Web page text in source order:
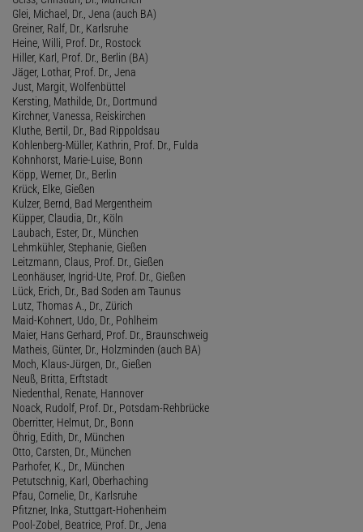
Glei, Michael, Dr., Jena (auch BA)
Greiner, Ralf, Dr., Karlsruhe
Heine, Willi, Prof. Dr., Rostock
Hiller, Karl, Prof. Dr., Berlin (BA)
Jäger, Lothar, Prof. Dr., Jena
Just, Margit, Wolfenbüttel
Kersting, Mathilde, Dr., Dortmund
Kirchner, Vanessa, Reiskirchen
Kluthe, Bertil, Dr., Bad Rippoldsau
Kohlenberg-Müller, Kathrin, Prof. Dr., Fulda
Kohnhorst, Marie-Luise, Bonn
Köpp, Werner, Dr., Berlin
Krück, Elke, Gießen
Kulzer, Bernd, Bad Mergentheim
Küpper, Claudia, Dr., Köln
Laubach, Ester, Dr., München
Lehmkühler, Stephanie, Gießen
Leitzmann, Claus, Prof. Dr., Gießen
Leonhäuser, Ingrid-Ute, Prof. Dr., Gießen
Lück, Erich, Dr., Bad Soden am Taunus
Lutz, Thomas A., Dr., Zürich
Maid-Kohnert, Udo, Dr., Pohlheim
Maier, Hans Gerhard, Prof. Dr., Braunschweig
Matheis, Günter, Dr., Holzminden (auch BA)
Moch, Klaus-Jürgen, Dr., Gießen
Neuß, Britta, Erftstadt
Niedenthal, Renate, Hannover
Noack, Rudolf, Prof. Dr., Potsdam-Rehbrücke
Oberritter, Helmut, Dr., Bonn
Öhrig, Edith, Dr., München
Otto, Carsten, Dr., München
Parhofer, K., Dr., München
Petutschnig, Karl, Oberhaching
Pfau, Cornelie, Dr., Karlsruhe
Pfitzner, Inka, Stuttgart-Hohenheim
Pool-Zobel, Beatrice, Prof. Dr., Jena